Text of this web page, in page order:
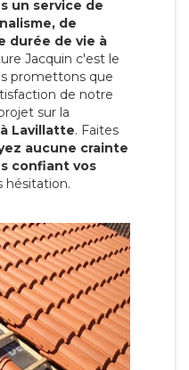
un service de
de
durée de vie à
Jacquin c'est le
promettons que
de notre
sur la
Lavillatte. Faites
aucune crainte
confiant vos
hésitation.